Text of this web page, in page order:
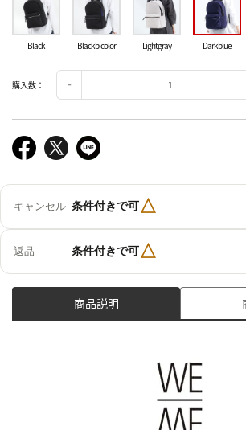
Black Blackbicolor Lightgray Darkblue
購入数：
キャンセル 条件付きで可△
返品 条件付きで可△
商品説明